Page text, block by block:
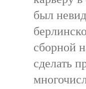
был
сборной
сделать